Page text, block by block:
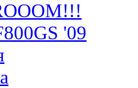
'09